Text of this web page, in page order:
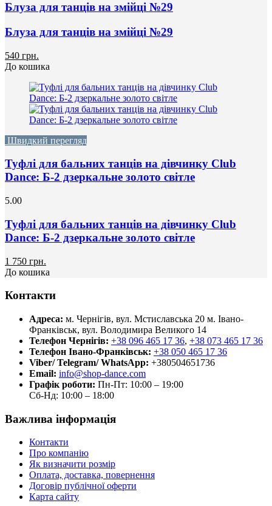
Блуза для танців на змійці №29
Блуза для танців на змійці №29
540 грн.
До кошика
Швидкий перегляд
Туфлі для бальних танців на дівчинку Club
Dance: Б-2 дзеркальне золото світле
5.00
Туфлі для бальних танців на дівчинку Club
Dance: Б-2 дзеркальне золото світле
1 750 грн.
До кошика
Контакти
Адреса: м. Чернігів, вул. Мстиславська 20 м. Івано-
Франківськ, вул. Володимира Великого 14
Телефон Чернігів: +38 096 465 17 36, +38 073 465 17 36
Телефон Івано-Франківськ: +38 050 465 17 36
Viber/ Telegram/ WhatsApp: +380504651736
Email: info@shop-dance.com
Графік роботи: Пн-Пт: 10:00 – 19:00
Сб-Нд: 10:00 – 18:00
Важлива інформація
Контакти
Про компанію
Як визначити розмір
Оплата, доставка, повернення
Договір публічної оферти
Карта сайту